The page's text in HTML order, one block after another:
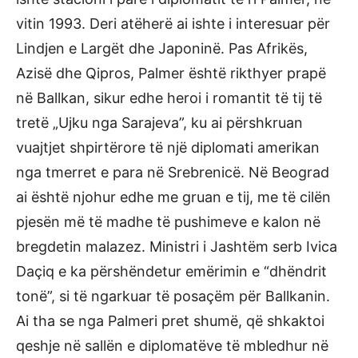
vitin 1993. Deri atëherë ai ishte i interesuar për
Lindjen e Largët dhe Japoninë. Pas Afrikës,
Azisë dhe Qipros, Palmer është rikthyer prapë
në Ballkan, sikur edhe heroi i romantit të tij të
tretë „Ujku nga Sarajeva”, ku ai përshkruan
vuajtjet shpirtërore të një diplomati amerikan
nga tmerret e para në Srebrenicë. Në Beograd
ai është njohur edhe me gruan e tij, me të cilën
pjesën më të madhe të pushimeve e kalon në
bregdetin malazez. Ministri i Jashtëm serb Ivica
Daçiq e ka përshëndetur emërimin e “dhëndrit
tonë”, si të ngarkuar të posaçëm për Ballkanin.
Ai tha se nga Palmeri pret shumë, që shkaktoi
qeshje në sallën e diplomatëve të mbledhur në